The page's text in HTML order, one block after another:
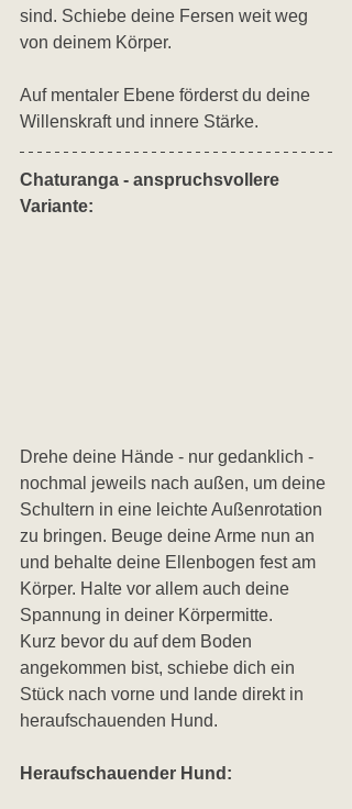
sind. Schiebe deine Fersen weit weg
von deinem Körper.
Auf mentaler Ebene förderst du deine
Willenskraft und innere Stärke.
Chaturanga - anspruchsvollere
Variante:
Drehe deine Hände - nur gedanklich -
nochmal jeweils nach außen, um deine
Schultern in eine leichte Außenrotation
zu bringen. Beuge deine Arme nun an
und behalte deine Ellenbogen fest am
Körper. Halte vor allem auch deine
Spannung in deiner Körpermitte.
Kurz bevor du auf dem Boden
angekommen bist, schiebe dich ein
Stück nach vorne und lande direkt in
heraufschauenden Hund.
Heraufschauender Hund: